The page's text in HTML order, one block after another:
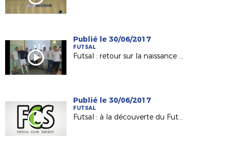
Publié le 30/06/2017
FUTSAL
Futsal : retour sur la naissance du Nantes Métropole Futsal (D1)
Publié le 30/06/2017
FUTSAL
Futsal : à la découverte du Futsal Club Sucéen (Sucé sur Erdre)